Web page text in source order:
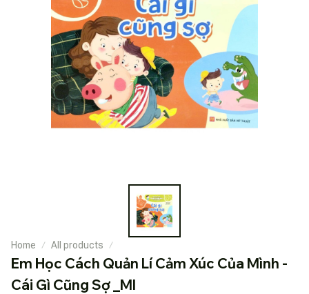
Home All products
Em Học Cách Quản Lí Cảm Xúc Của Mình -
Cái Gì Cũng Sợ _Ml